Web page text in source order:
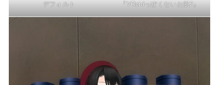
デフォルト 『VRoidっぽくないお肌2』